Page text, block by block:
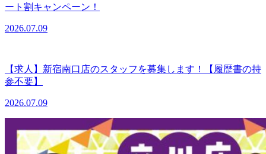
ート割キャンペーン！
2026.07.09
【求人】新宿南口店のスタッフを募集します！【履歴書の持
参不要】
2026.07.09